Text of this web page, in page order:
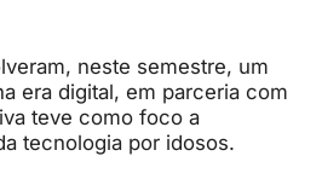
neste semestre, um
era digital, em parceria com
teve como foco a
tecnologia por idosos.